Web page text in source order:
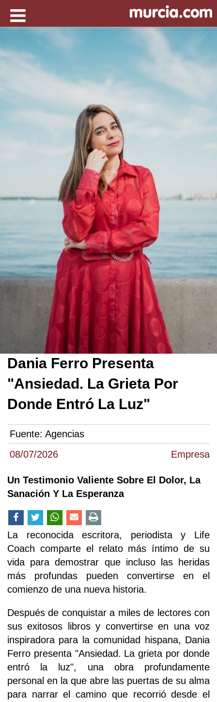
08/07/2026 Empresa
Dania Ferro Presenta
"Ansiedad. La Grieta Por
Donde Entró La Luz"
Fuente: Agencias
Un Testimonio Valiente Sobre El Dolor, La
Sanación Y La Esperanza
La reconocida escritora, periodista y Life
Coach comparte el relato más íntimo de su
vida para demostrar que incluso las heridas
más profundas pueden convertirse en el
comienzo de una nueva historia.
Después de conquistar a miles de lectores con
sus exitosos libros y convertirse en una voz
inspiradora para la comunidad hispana, Dania
Ferro presenta "Ansiedad. La grieta por donde
entró la luz", una obra profundamente
personal en la que abre las puertas de su alma
para narrar el camino que recorrió desde el